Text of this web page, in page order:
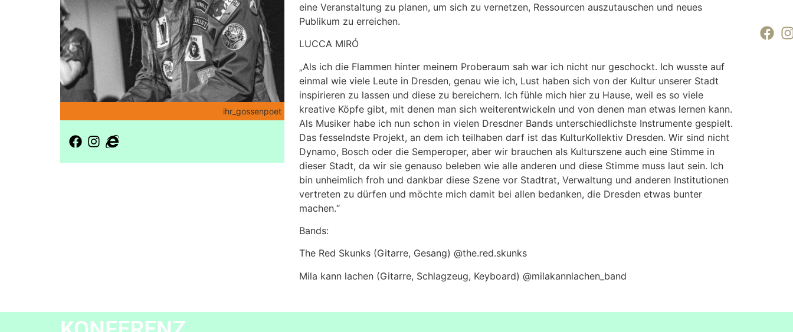
ihr_gossenpoet
eine Veranstaltung zu planen, um sich zu vernetzen, Ressourcen auszutauschen und neues
Publikum zu erreichen.
LUCCA MIRÓ
„Als ich die Flammen hinter meinem Proberaum sah war ich nicht nur geschockt. Ich wusste auf
einmal wie viele Leute in Dresden, genau wie ich, Lust haben sich von der Kultur unserer Stadt
inspirieren zu lassen und diese zu bereichern. Ich fühle mich hier zu Hause, weil es so viele
kreative Köpfe gibt, mit denen man sich weiterentwickeln und von denen man etwas lernen kann.
Als Musiker habe ich nun schon in vielen Dresdner Bands unterschiedlichste Instrumente gespielt.
Das fesselndste Projekt, an dem ich teilhaben darf ist das KulturKollektiv Dresden. Wir sind nicht
Dynamo, Bosch oder die Semperoper, aber wir brauchen als Kulturszene auch eine Stimme in
dieser Stadt, da wir sie genauso beleben wie alle anderen und diese Stimme muss laut sein. Ich
bin unheimlich froh und dankbar diese Szene vor Stadtrat, Verwaltung und anderen Institutionen
vertreten zu dürfen und möchte mich damit bei allen bedanken, die Dresden etwas bunter
machen.“
Bands:
The Red Skunks (Gitarre, Gesang) @the.red.skunks
Mila kann lachen (Gitarre, Schlagzeug, Keyboard) @milakannlachen_band